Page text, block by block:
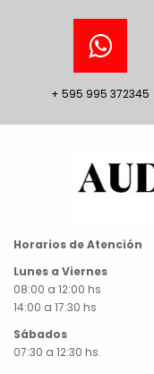
+ 595 995 372345
Horarios de Atención
Lunes a Viernes
08:00 a 12:00 hs
14:00 a 17:30 hs
Sábados
07:30 a 12:30 hs.